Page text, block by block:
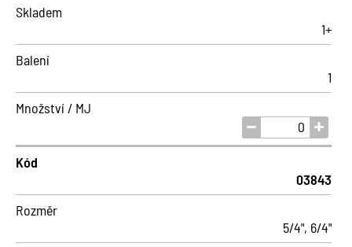
Skladem
1+
Balení
1
Množství / MJ
Kód
03843
Rozměr
5/4", 6/4"